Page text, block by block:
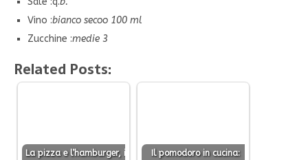
Vino :bianco secoo 100 ml
Zucchine :medie 3
Related Posts:
La pizza e l’hamburger, i
Il pomodoro in cucina: